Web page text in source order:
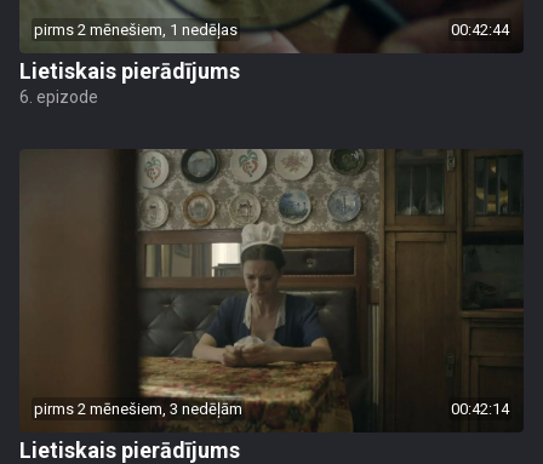
pirms 2 mēnešiem, 1 nedēļas 00:42:44
Lietiskais pierādījums
6. epizode
pirms 2 mēnešiem, 3 nedēļām 00:42:14
Lietiskais pierādījums